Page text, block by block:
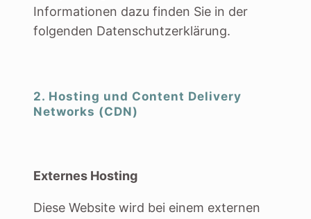
Informationen dazu finden Sie in der
folgenden Datenschutzerklärung.
2. Hosting und Content Delivery
Networks (CDN)
Externes Hosting
Diese Website wird bei einem externen